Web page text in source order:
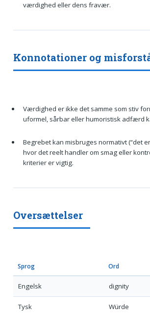
værdighed eller dens fravær.
Konnotationer og
Værdighed er ikke det samme som stiv
uformel, sårbar eller humoristisk adfærd
Begrebet kan misbruges normativt (“det
hvor det reelt handler om smag eller
kriterier er vigtig.
Oversættelser
Sprog Ord
Engelsk dignity
Tysk Würde